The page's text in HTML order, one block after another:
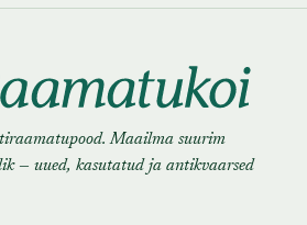
Maailma suurim
— uued, kasutatud ja antikvaarsed